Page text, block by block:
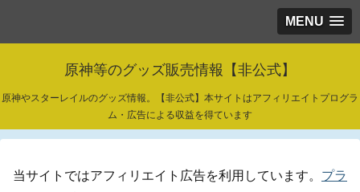
MENU
原神等のグッズ販売情報【非公式】
原神やスターレイルのグッズ情報。【非公式】本サイトはアフィリエイトプログラ
ム・広告による収益を得ています
当サイトではアフィリエイト広告を利用しています。 プラ